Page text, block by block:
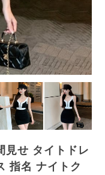
見せ タイトドレ
指名 ナイトク